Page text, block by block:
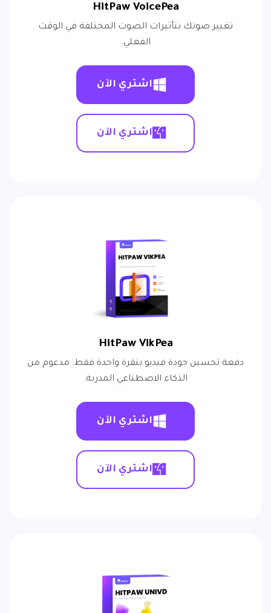
HitPaw VoicePea
تغيير صوتك بتأثيرات الصوت المختلفة في الوقت
الفعلي.
اشتري الآن
اشتري الآن
HitPaw VikPea
دفعة تحسين جودة فيديو بنقرة واحدة فقط. مدعوم من
الذكاء الاصطناعي المدربة.
اشتري الآن
اشتري الآن